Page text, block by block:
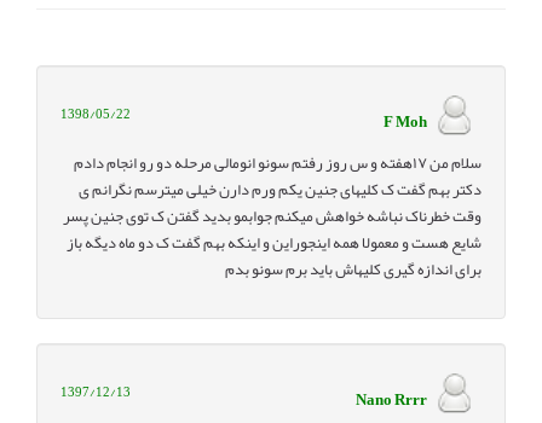
F Moh
1398/05/22
سلام من ۱۷هفته و س روز رفتم سونو انومالی مرحله دو رو انجام دادم
دکتر بهم گفت ک کلیهای جنین یکم ورم دارن خیلی میترسم نگرانم ی
وقت خطرناک نباشه خواهش میکنم جوابمو بدید گفتن ک توی جنین پسر
شایع هست و معمولا همه اینجوراین و اینکه بهم گفت ک دو ماه دیگه باز
برای اندازه گیری کلیهاش باید برم سونو بدم
Nano Rrrr
1397/12/13